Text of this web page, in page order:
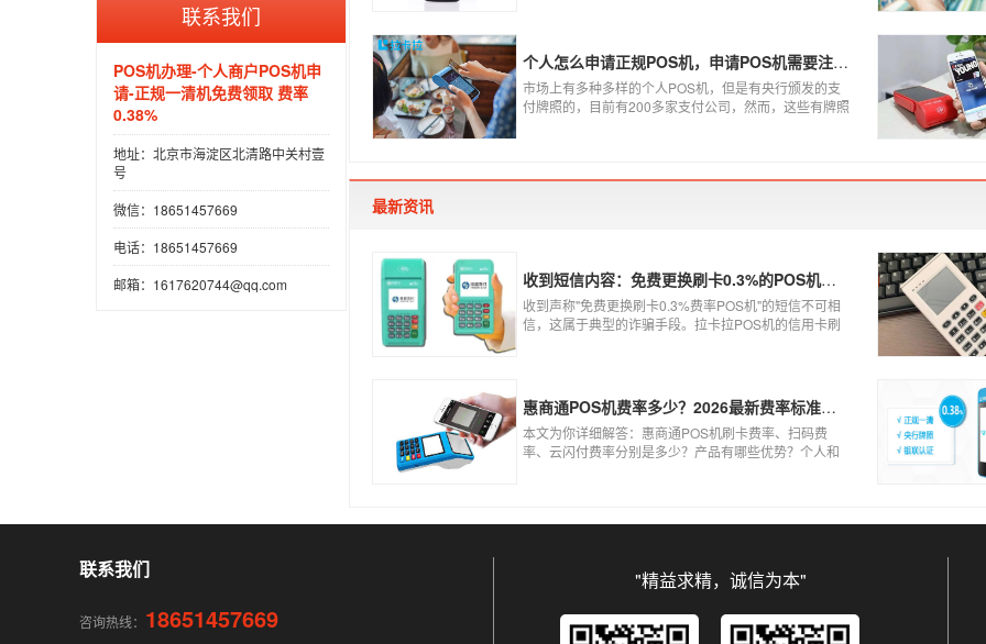
联系我们
POS机办理-个人商户POS机申
请-正规一清机免费领取 费率
0.38%
地址：北京市海淀区北清路中关村壹
号
微信：18651457669
电话：18651457669
邮箱：1617620744@qq.com
个人怎么申请正规POS机，申请POS机需要注意什么？
市场上有多种多样的个人POS机，但是有央行颁发的支
付牌照的，目前有200多家支付公司，然而，这些有牌照
最新资讯
收到短信内容：免费更换刷卡0.3%的POS机，可以相信吗？
收到声称"免费更换刷卡0.3%费率POS机"的短信不可相
信，这属于典型的诈骗手段。拉卡拉POS机的信用卡刷
惠商通POS机费率多少？2026最新费率标准及办理全攻略
本文为你详细解答：惠商通POS机刷卡费率、扫码费
率、云闪付费率分别是多少？产品有哪些优势？个人和
联系我们
咨询热线： 18651457669
"精益求精，诚信为本"